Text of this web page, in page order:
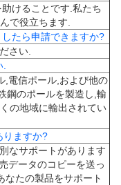
けることです.私たち
で役立ちます.
たら申請できますか?
さい.
,電信ポール,および他の
鋼のポールを製造し,輸
の地域に輸出されてい
りますか?
なサポートがあります
データのコピーを送っ
なたの製品をサポート